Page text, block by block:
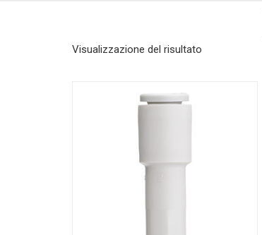
Visualizzazione del risultato